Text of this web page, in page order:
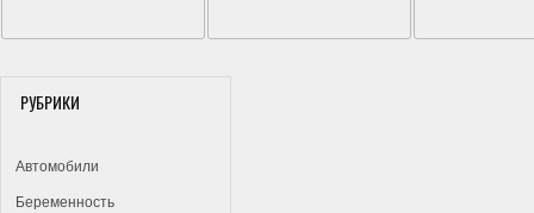
РУБРИКИ
Автомобили
Беременность